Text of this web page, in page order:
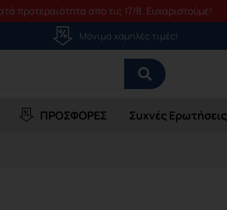
προτεραιότητα από τις 17/8. Ευχαριστούμε!
Μόνιμα χαμηλές τιμές!
ΠΡΟΣΦΟΡΕΣ Συχνές Ερωτήσεις